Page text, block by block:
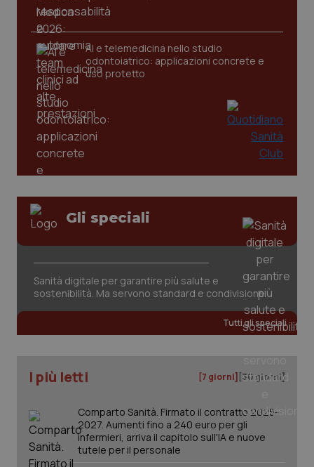
AI e telemedicina nello studio
odontoiatrico: applicazioni concrete e
uso protetto
Gli speciali
Sanità digitale per garantire più salute e
sostenibilità. Ma servono standard e condivisione
Tutti gli speciali
I più letti [7 giorni] [30 giorni]
Comparto Sanità. Firmato il contratto 2025-
2027. Aumenti fino a 240 euro per gli
infermieri, arriva il capitolo sull'IA e nuove
tutele per il personale
tracking-sites-ironfish-
tracking-enable
www.quotidianosanita.it
tracking-sites-ironfish-
session-id
www.quotidianosanita.it
_ga
.quotidianosanita.it